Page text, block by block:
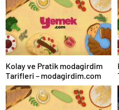
Kolay ve Pratik modagirdim
Tarifleri – modagirdim.com